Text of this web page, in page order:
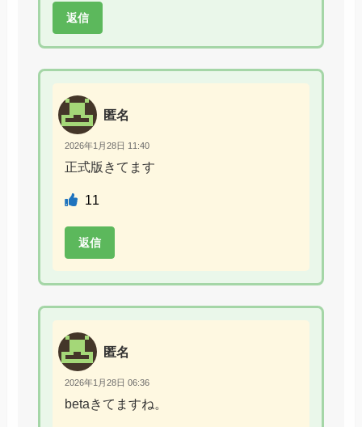
返信
匿名
2026年1月28日 11:40
正式版きてます
11
返信
匿名
2026年1月28日 06:36
betaきてますね。